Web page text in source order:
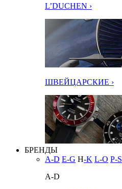
L’DUCHEN ›
ШВЕЙЦАРСКИЕ ›
БРЕНДЫ
A-D E-G H-K L-O P-S
A-D